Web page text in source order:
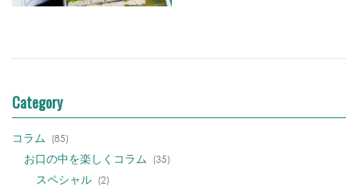
Category
コラム (85)
お口の中を楽しくコラム (35)
スペシャル (2)